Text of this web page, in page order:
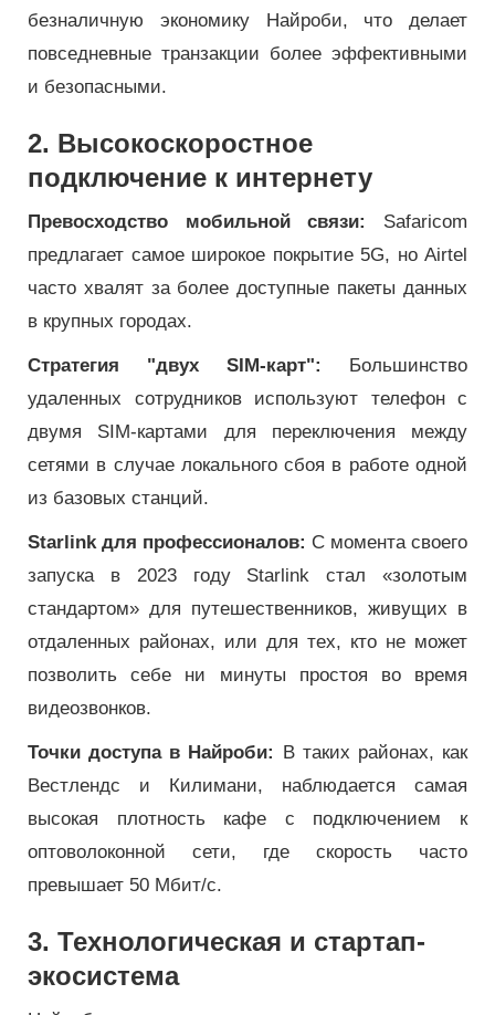
безналичную экономику Найроби, что делает
повседневные транзакции более эффективными
и безопасными.
2. Высокоскоростное
подключение к интернету
Превосходство мобильной связи:
Safaricom
предлагает самое широкое покрытие 5G, но Airtel
часто хвалят за более доступные пакеты данных
в крупных городах.
Стратегия "двух SIM-карт":
Большинство
удаленных сотрудников используют телефон с
двумя SIM-картами для переключения между
сетями в случае локального сбоя в работе одной
из базовых станций.
Starlink для профессионалов: С момента своего
запуска в 2023 году Starlink стал «золотым
стандартом» для путешественников, живущих в
отдаленных районах, или для тех, кто не может
позволить себе ни минуты простоя во время
видеозвонков.
Точки доступа в Найроби:
В таких районах, как
Вестлендс и Килимани, наблюдается самая
высокая плотность кафе с подключением к
оптоволоконной сети, где скорость часто
превышает 50 Мбит/с.
3. Технологическая и стартап-
экосистема